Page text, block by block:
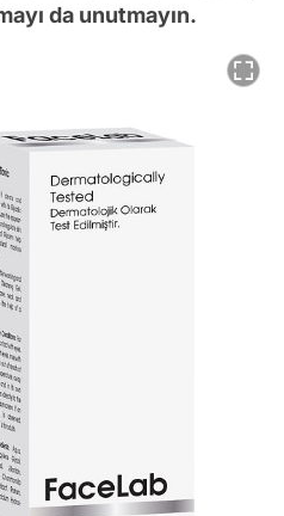
da unutmayın.